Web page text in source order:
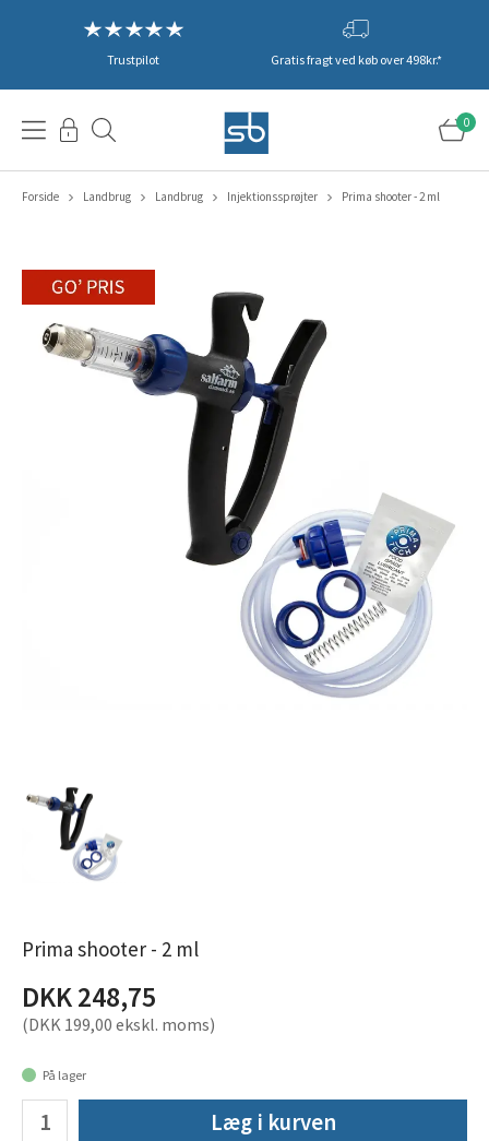
Trustpilot Gratis fragt ved køb over 498kr.*
0
Forside Landbrug Landbrug Injektionssprøjter Prima shooter - 2 ml
Prima shooter - 2 ml
DKK 248,75
(DKK 199,00 ekskl. moms)
På lager
Læg i kurven